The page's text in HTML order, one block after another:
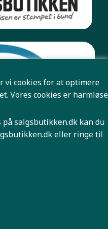
vi cookies for at optimere
Vores cookies er harmløse
på salgsbutikken.dk kan du
eller ringe til
når Salgsbutikken har